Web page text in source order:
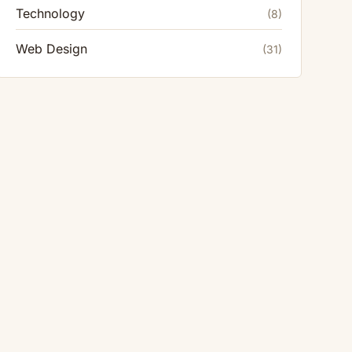
Technology (8)
Web Design (31)